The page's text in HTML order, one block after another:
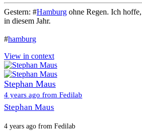
Gestern: #Hamburg ohne Regen. Ich
in diesem Jahr.
#hamburg
View in context
Stephan Maus
4 years ago from Fedilab
Stephan Maus
4 years ago from Fedilab